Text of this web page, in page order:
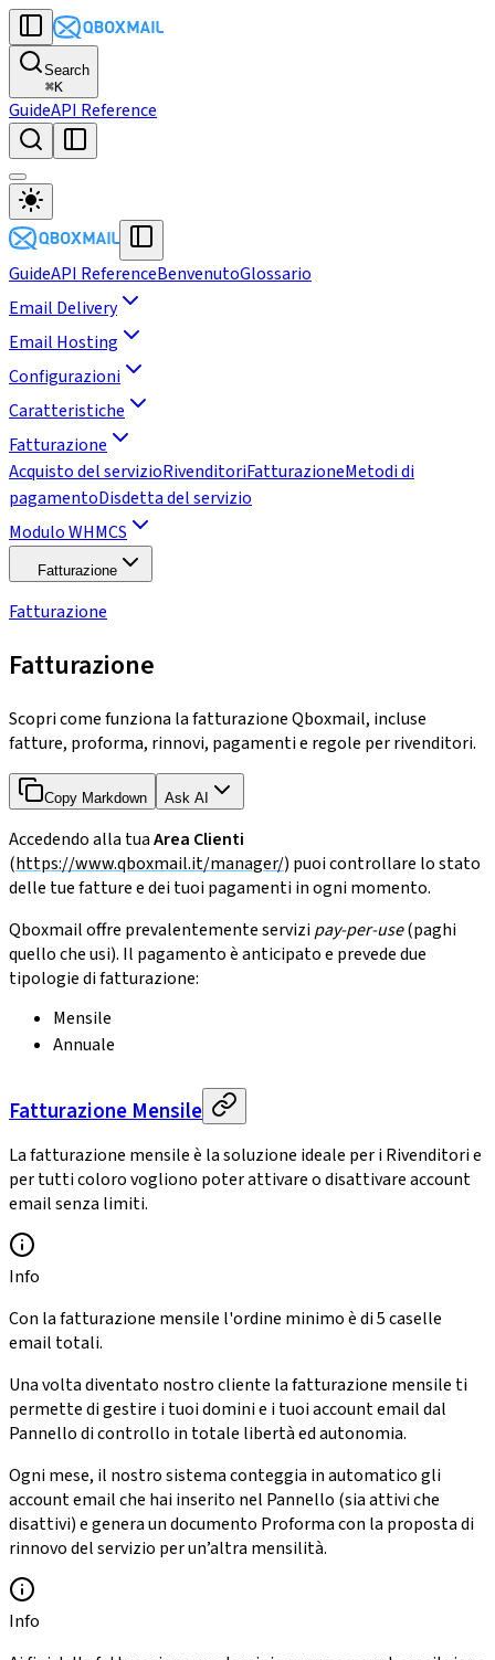
Search
⌘K
GuideAPI Reference
GuideAPI ReferenceBenvenutoGlossario
Email Delivery
Email Hosting
Configurazioni
Caratteristiche
Fatturazione
Acquisto del servizioRivenditoriFatturazioneMetodi di
pagamentoDisdetta del servizio
Modulo WHMCS
Fatturazione
Fatturazione
Fatturazione
Scopri come funziona la fatturazione Qboxmail, incluse
fatture, proforma, rinnovi, pagamenti e regole per rivenditori.
Copy Markdown Ask AI
Accedendo alla tuaArea Clienti
(https://www.qboxmail.it/manager/) puoi controllare lo stato
delle tue fatture e dei tuoi pagamenti in ogni momento.
Qboxmail offre prevalentemente servizipay-per-use(paghi
quello che usi). Il pagamento è anticipato e prevede due
tipologie di fatturazione:
Mensile
Annuale
Fatturazione Mensile
La fatturazione mensile è la soluzione ideale per i Rivenditori e
per tutti coloro vogliono poter attivare o disattivare account
email senza limiti.
Info
Con la fatturazione mensile l'ordine minimo è di 5 caselle
email totali.
Una volta diventato nostro cliente la fatturazione mensile ti
permette di gestire i tuoi domini e i tuoi account email dal
Pannello di controllo in totale libertà ed autonomia.
Ogni mese, il nostro sistema conteggia in automatico gli
account email che hai inserito nel Pannello (sia attivi che
disattivi) e genera un documento Proforma con la proposta di
rinnovo del servizio per un’altra mensilità.
Info